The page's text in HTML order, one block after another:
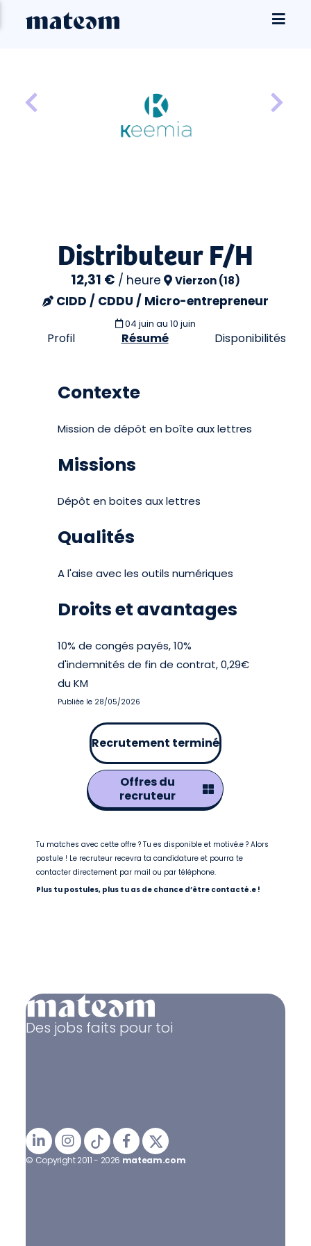
Distributeur F/H
12,31 € / heure Vierzon (18)
CIDD / CDDU / Micro-entrepreneur
04 juin au 10 juin
Profil Résumé Disponibilités
Contexte
Mission de dépôt en boîte aux lettres
Missions
Dépôt en boites aux lettres
Qualités
A l'aise avec les outils numériques
Droits et avantages
10% de congés payés, 10%
d'indemnités de fin de contrat, 0,29€
du KM
Publiée le 28/05/2026
Recrutement terminé
Offres du
recruteur
Tu matches avec cette offre ? Tu es disponible et motivé.e ? Alors
postule ! Le recruteur recevra ta candidature et pourra te
contacter directement par mail ou par téléphone.
Plus tu postules, plus tu as de chance d’être contacté.e !
Des jobs faits pour toi
© Copyright 2011 - 2026 mateam.com